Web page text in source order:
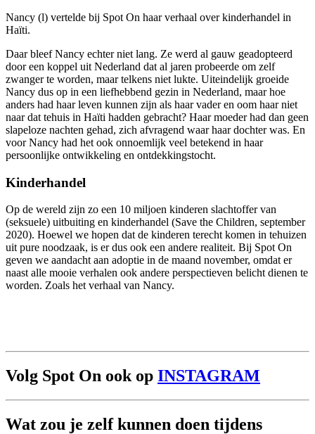
Nancy (l) vertelde bij Spot On haar verhaal over kinderhandel in
Haïti.
Daar bleef Nancy echter niet lang. Ze werd al gauw geadopteerd
door een koppel uit Nederland dat al jaren probeerde om zelf
zwanger te worden, maar telkens niet lukte. Uiteindelijk groeide
Nancy dus op in een liefhebbend gezin in Nederland, maar hoe
anders had haar leven kunnen zijn als haar vader en oom haar niet
naar dat tehuis in Haïti hadden gebracht? Haar moeder had dan geen
slapeloze nachten gehad, zich afvragend waar haar dochter was. En
voor Nancy had het ook onnoemlijk veel betekend in haar
persoonlijke ontwikkeling en ontdekkingstocht.
Kinderhandel
Op de wereld zijn zo een 10 miljoen kinderen slachtoffer van
(seksuele) uitbuiting en kinderhandel (Save the Children, september
2020). Hoewel we hopen dat de kinderen terecht komen in tehuizen
uit pure noodzaak, is er dus ook een andere realiteit. Bij Spot On
geven we aandacht aan adoptie in de maand november, omdat er
naast alle mooie verhalen ook andere perspectieven belicht dienen te
worden. Zoals het verhaal van Nancy.
Volg Spot On ook op INSTAGRAM
Wat zou je zelf kunnen doen tijdens